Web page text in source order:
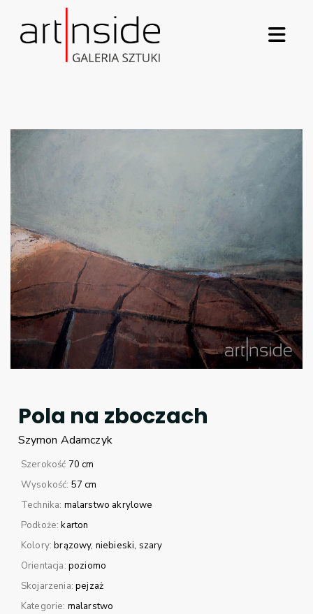
Pola na zboczach
Szymon Adamczyk
Szerokość 70 cm
Wysokość: 57 cm
Technika: malarstwo akrylowe
Podłoże:karton
Kolory:brązowy niebieski szary
Orientacja: poziomo
Skojarzenia:pejzaż
Kategorie: malarstwo